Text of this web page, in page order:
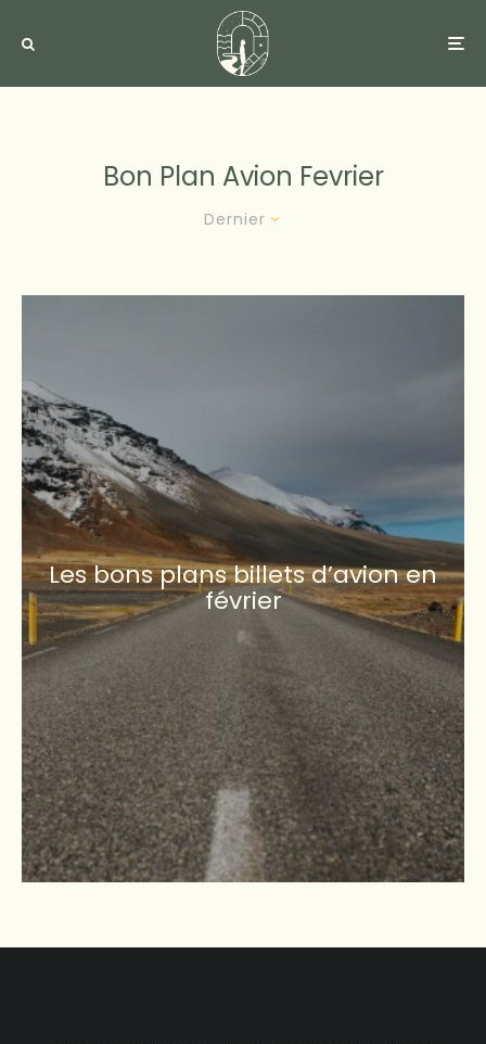
Bon Plan Avion Fevrier
Dernier
Les bons plans billets d’avion en
février